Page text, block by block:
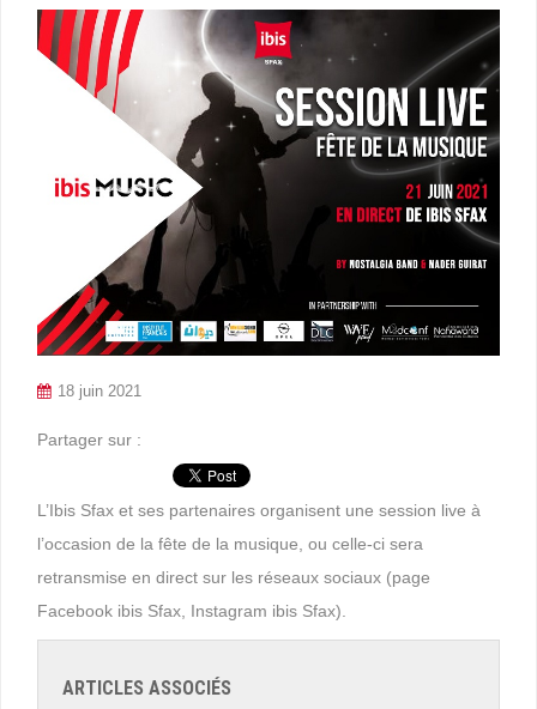
18 juin 2021
Partager sur :
L’Ibis Sfax et ses partenaires organisent une session live à
l’occasion de la fête de la musique, ou celle-ci sera
retransmise en direct sur les réseaux sociaux (page
Facebook ibis Sfax, Instagram ibis Sfax).
ARTICLES ASSOCIÉS